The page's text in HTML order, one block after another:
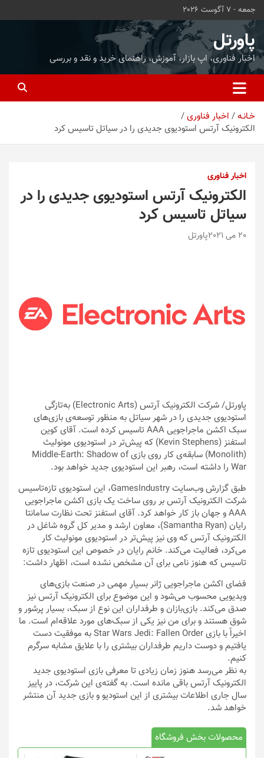
محتوا
بروید
جمعه - 7 آگوست 2026
پاورتل
اخبار فناوری، اپ بازار، آموزش، راهنمای خرید و نقد و بررسی
خـانـه
اخبار فناوری
الکترونیک آرتس استودیوی جدیدی را در سیاتل تاسیس کرد
اخبار فناوری
الکترونیک آرتس استودیوی جدیدی را در
سیاتل تاسیس کرد
20 می 2021 پاورتل
پاورتل
/ شرکت الکترونیک آرتس (Electronic Arts) به‌تازگی
استودیوی جدیدی را در شهر سیاتل به منظور توسعه‌ی بازی‌های
سبک اکشن ماجراجویی AAA تاسیس کرده است. آقای کوین
استفنز (Kevin Stephens) که پیش‌تر در استودیوی مونولیث
(Monolith) سابقه‌ی کار روی بازی‌ Middle-Earth: Shadow of
War را داشته است، رهبر این استودیوی جدید خواهد بود.
طبق گزارش وب‌سایت GamesIndustry، این استودیوی تازه‌تاسیس
شرکت الکترونیک آرتس بر روی ساخت یک بازی اکشن ماجراجویی
AAA و جهان باز کار خواهد کرد. آقای استفنز تحت نظارت سامانتا
رایان (Samantha Ryan)، معاون ارشد و مدیر کل گروه شاغل در
الکترونیک آرتس که وی نیز پیش‌تر در استودیوی مونولیث کار
می‌کرد، فعالیت می‌کند. خانم رایان در خصوص این استودیوی تازه
تاسیس که هنوز نامی برای آن مشخص نشده است، اظهار داشت:
فضای اکشن ماجراجویی ژانر بسیار مهمی در صنعت بازی‌های
ویدیویی محسوب می‌شود و این موضوع برای الکترونیک آرتس نیز
صدق می‌کند. بازی‌بازان و طرفداران این نوع از سبک، بسیار پرشور و
شوق هستند و برای من نیز یکی از سبک‌های مورد علاقه‌ام است. ما
اخیراً با بازی Star Wars Jedi: Fallen Order به موفقیت دست
یافتیم و دوست داریم طرفداران بیشتری را با علایق مشابه سرگرم
کنیم.
به نظر می‌رسد هنوز زمان زیادی تا معرفی بازی استودیوی جدید
الکترونیک آرتس باقی مانده است. به گفته‌ی این شرکت، در پاییز
سال جاری اطلاعات بیشتری از این استودیو و بازی جدید آن منتشر
خواهد شد.
محصولات بخش فروشگاه